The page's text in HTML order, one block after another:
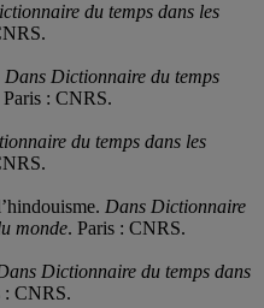
du temps dans les
Dans Dictionnaire du temps
Paris : CNRS.
du temps dans les
Dans Dictionnaire
monde. Paris : CNRS.
Dictionnaire du temps dans
: CNRS.